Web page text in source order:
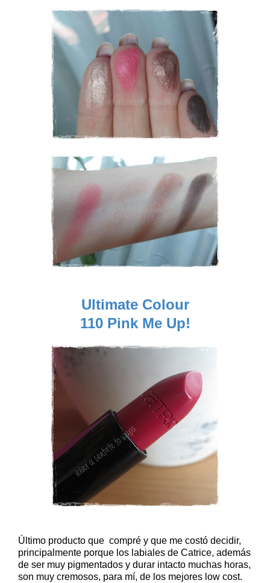
Ultimate Colour
110 Pink Me Up!
Último producto que compré y que me costó decidir,
principalmente porque los labiales de Catrice, además
de ser muy pigmentados y durar intacto muchas horas,
son muy cremosos, para mí, de los mejores low cost.